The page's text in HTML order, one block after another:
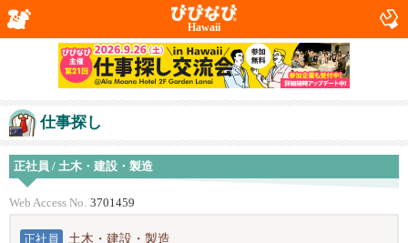
Hawaii
仕事探し
正社員 / 土木・建設・製造
Web Access No. 3701459
正社員 土木・建設・製造